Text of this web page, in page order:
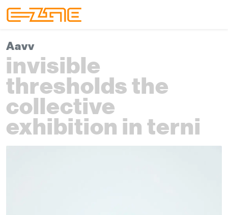
Aavv
invisible
thresholds the
collective
exhibition in terni